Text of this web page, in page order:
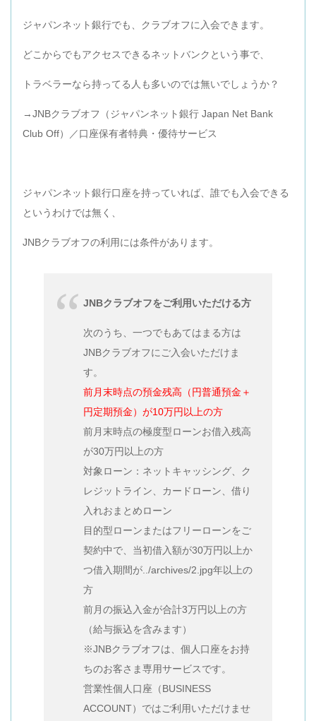
ジャパンネット銀行でも、クラブオフに入会できます。
どこからでもアクセスできるネットバンクという事で、
トラベラーなら持ってる人も多いのでは無いでしょうか？
→JNBクラブオフ（ジャパンネット銀行 Japan Net Bank
Club Off）／口座保有者特典・優待サービス
ジャパンネット銀行口座を持っていれば、誰でも入会できる
というわけでは無く、
JNBクラブオフの利用には条件があります。
JNBクラブオフをご利用いただける方
次のうち、一つでもあてはまる方は
JNBクラブオフにご入会いただけま
す。
前月末時点の預金残高（円普通預金＋
円定期預金）が10万円以上の方
前月末時点の極度型ローンお借入残高
が30万円以上の方
対象ローン：ネットキャッシング、ク
レジットライン、カードローン、借り
入れおまとめローン
目的型ローンまたはフリーローンをご
契約中で、当初借入額が30万円以上か
つ借入期間が../archives/2.jpg年以上の
方
前月の振込入金が合計3万円以上の方
（給与振込を含みます）
※JNBクラブオフは、個人口座をお持
ちのお客さま専用サービスです。
営業性個人口座（BUSINESS
ACCOUNT）ではご利用いただけませ